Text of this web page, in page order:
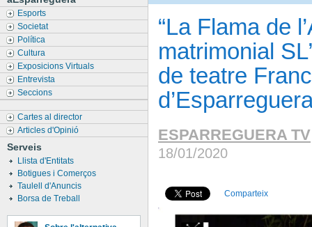
Esports
Societat
Política
Cultura
Exposicions Virtuals
Entrevista
Seccions
Cartes al director
Articles d'Opinió
Serveis
Llista d'Entitats
Botigues i Comerços
Taulell d'Anuncis
Borsa de Treball
“La Flama de
matrimonial
de teatre
ESPARREGUERA TV
18/01/2020
Comparteix